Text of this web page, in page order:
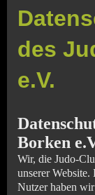
des
e.V.
Borken
Wir, die Judo-
unserer Website.
Nutzer haben